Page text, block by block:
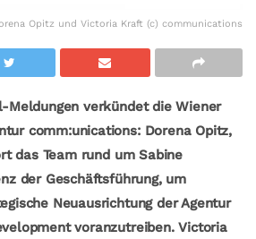
Opitz und Victoria Kraft (c) communications
Meldungen verkündet die Wiener
comm:unications: Dorena Opitz,
das Team rund um Sabine
der Geschäftsführung, um
Neuausrichtung der Agentur
voranzutreiben. Victoria